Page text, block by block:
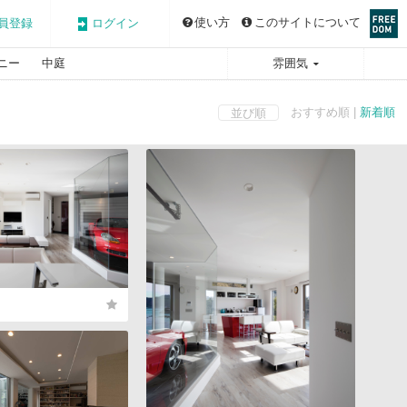
このサイトについて
使い方
登録 ログイン
ー 中庭 雰囲気
並び順 おすすめ順 | 新着順